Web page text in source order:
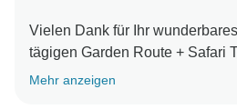
Vielen Dank für Ihr
tägigen Garden Route + Safari
zu hören, dass Sie das ganze
Mehr anzeigen